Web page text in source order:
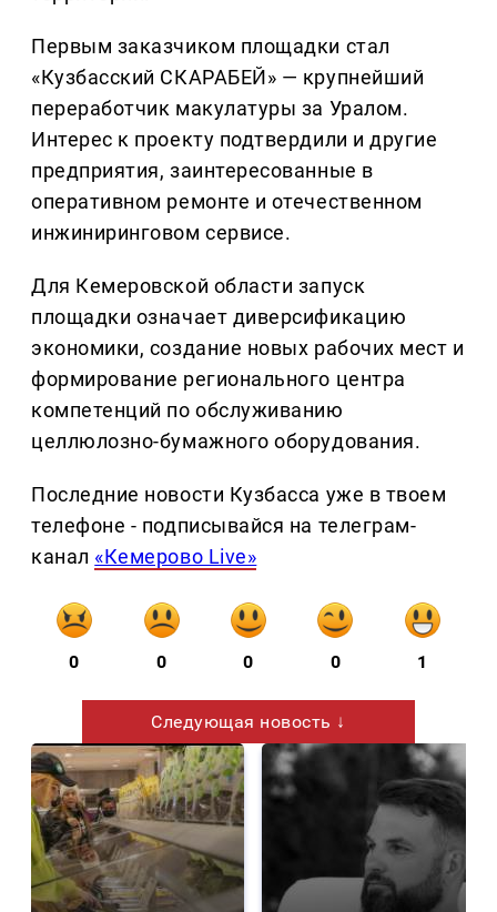
Первым заказчиком площадки стал
«Кузбасский СКАРАБЕЙ» — крупнейший
переработчик макулатуры за Уралом.
Интерес к проекту подтвердили и другие
предприятия, заинтересованные в
оперативном ремонте и отечественном
инжиниринговом сервисе.
Для Кемеровской области запуск
площадки означает диверсификацию
экономики, создание новых рабочих мест и
формирование регионального центра
компетенций по обслуживанию
целлюлозно-бумажного оборудования.
Последние новости Кузбасса уже в твоем
телефоне - подписывайся на телеграм-
канал «Кемерово Live»
0 0 0 0 1
Следующая новость ↓